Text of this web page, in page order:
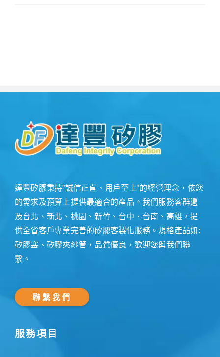
達豐矽膠秉持”誠信正直、用戶至上”的經營理念，依您
的需求及預算上提供最適合的產品。我們服務客群遍
及台北、新北、桃園、新竹、台中、台南、高雄，提
供全省客戶專業完善的矽膠客製化服務。規格產品如:
矽膠塞、矽膠夾紗管，品質優良，歡迎您與我們聯
繫。
聯繫我們
服務項目